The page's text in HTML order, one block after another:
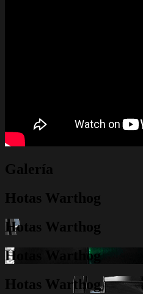
Galería
Hotas Warthog
Hotas Warthog
Hotas Warthog
Hotas Warthog